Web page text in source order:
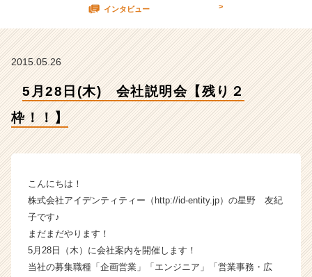
２
ア
テ
ィ
イ
ム
インタビュー >
2015.05.26
5月28日(木) 会社説明会【残り２
枠！！】
こんにちは！
株式会社アイデンティティー（http://id-entity.jp）の星野 友紀
子です♪
まだまだやります！
5月28日（木）に会社案内を開催します！
当社の募集職種「企画営業」「エンジニア」「営業事務・広